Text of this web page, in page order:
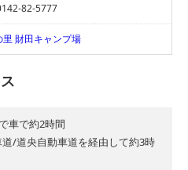
82-5777
財田キャンプ場
車で約2時間
/道央自動車道を経由して約3時